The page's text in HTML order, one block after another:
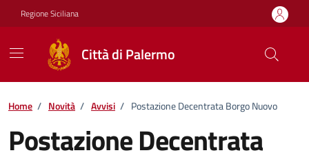
Vai ai contenuti
Vai al footer
Regione Siciliana
Città di Palermo
Home / Novità / Avvisi / Postazione Decentrata Borgo Nuovo
Postazione Decentrata